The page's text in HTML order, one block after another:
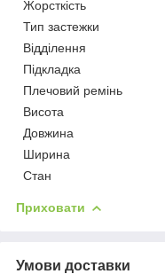
Жорсткість
Тип застежки
Відділення
Підкладка
Плечовий ремінь
Висота
Довжина
Ширина
Стан
Приховати
Умови доставки